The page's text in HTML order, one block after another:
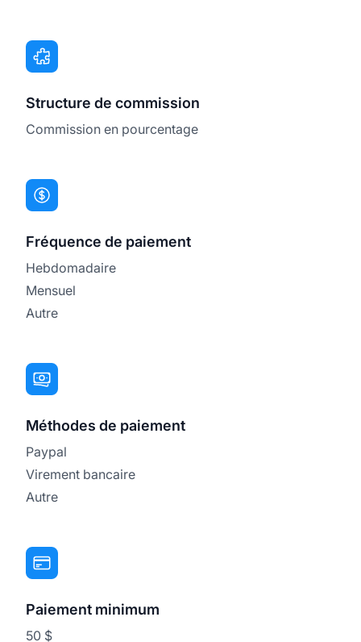
Structure de commission
Commission en pourcentage
Fréquence de paiement
Hebdomadaire
Mensuel
Autre
Méthodes de paiement
Paypal
Virement bancaire
Autre
Paiement minimum
50 $